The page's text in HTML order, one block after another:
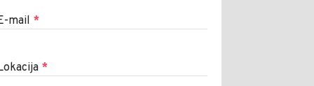
mail *
*